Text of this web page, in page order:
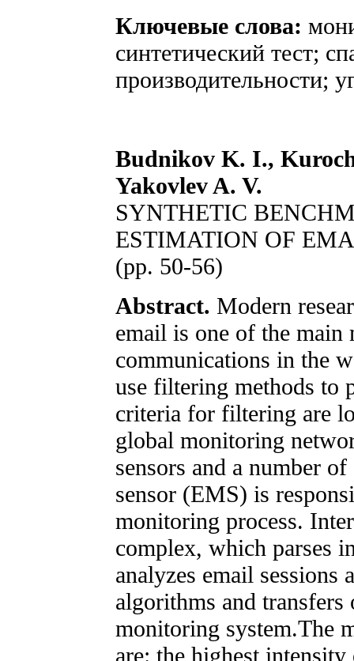
Ключевые слова:
синтетический тест;
производительности;
Budnikov K. I.,
Yakovlev A. V.
SYNTHETIC
ESTIMATION OF
(pp. 50-56)
Abstract. Modern
email is one of the main
communications in the
use filtering methods to
criteria for filtering are
global monitoring
sensors and a number
sensor (EMS) is
monitoring process.
complex, which parses
analyzes email
algorithms and
monitoring system.The
are: the highest